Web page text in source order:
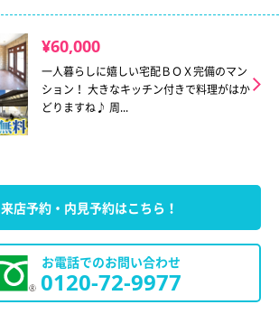
¥60,000
一人暮らしに嬉しい宅配ＢＯＸ完備のマン
ション！ 大きなキッチン付きで料理がはか
どりますね♪ 周...
来店予約・内見予約はこちら！
お電話でのお問い合わせ
0120-72-9977